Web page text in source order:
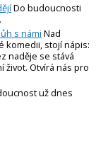
Do budoucnosti
s námi Nad
komedii, stojí nápis:
naděje se stává
život. Otvírá nás pro
už dnes